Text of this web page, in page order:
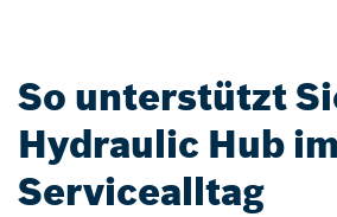
So unterstützt
Hydraulic Hub im
Servicealltag